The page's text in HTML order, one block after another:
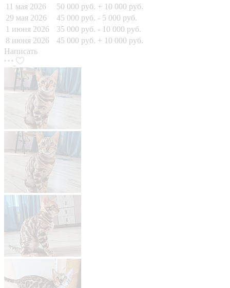
11 мая 2026
50 000 руб. + 10 000 руб.
29 мая 2026
45 000 руб. - 5 000 руб.
1 июня 2026
35 000 руб. - 10 000 руб.
8 июня 2026
45 000 руб. + 10 000 руб.
Написать